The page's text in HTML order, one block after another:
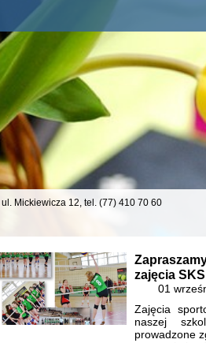
zajęcia
01
Zajęcia
naszej
prowadzone
ul. Mickiewicza 12, tel. (77) 410 70 60